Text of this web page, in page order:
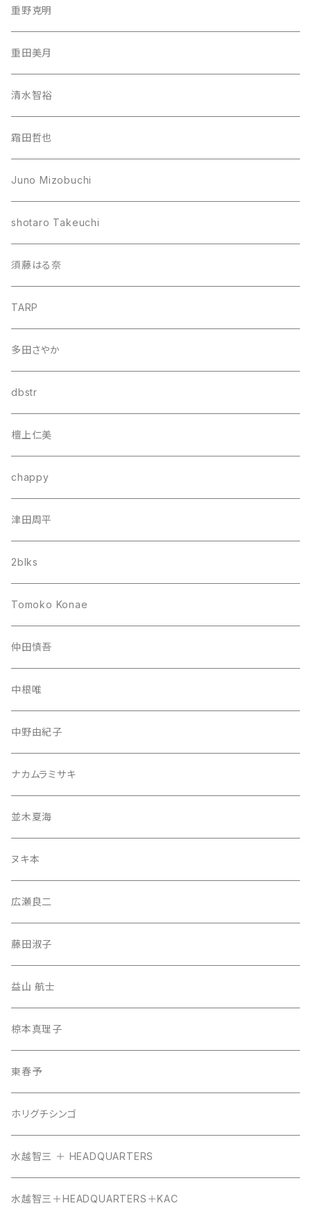
重野克明
重田美月
清水智裕
霜田哲也
Juno Mizobuchi
shotaro Takeuchi
須藤はる奈
TARP
多田さやか
dbstr
檀上仁美
chappy
津田周平
2blks
Tomoko Konae
仲田慎吾
中根唯
中野由紀子
ナカムラミサキ
並木夏海
ヌキ本
広瀬良二
藤田淑子
益山 航士
椋本真理子
東春予
ホリグチシンゴ
水越智三 ＋ HEADQUARTERS
水越智三＋HEADQUARTERS＋KAC